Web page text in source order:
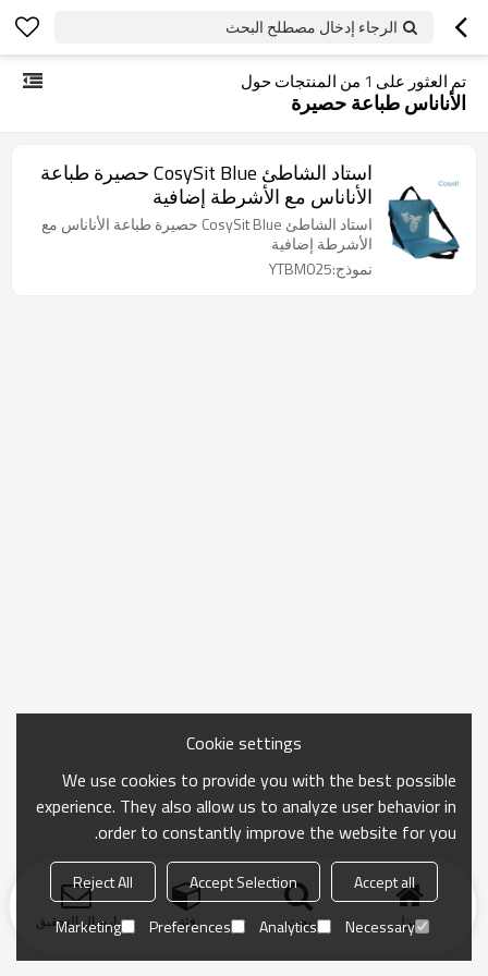
الرجاء إدخال مصطلح البحث
تم العثور على 1 من المنتجات حول
الأناناس طباعة حصيرة
استاد الشاطئ CosySit Blue حصيرة طباعة
الأناناس مع الأشرطة إضافية
استاد الشاطئ CosySit Blue حصيرة طباعة الأناناس مع
الأشرطة إضافية
نموذج:YTBM025
منزل بحث فئة ارسال التحقيق
Cookie settings
We use cookies to provide you with the best possible
experience. They also allow us to analyze user behavior in
order to constantly improve the website for you.
Accept all
Accept Selection
Reject All
Necessary
Analytics
Preferences
Marketing